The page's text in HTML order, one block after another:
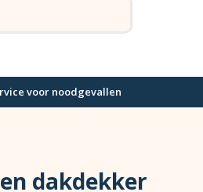
voor noodgevallen
dakdekker